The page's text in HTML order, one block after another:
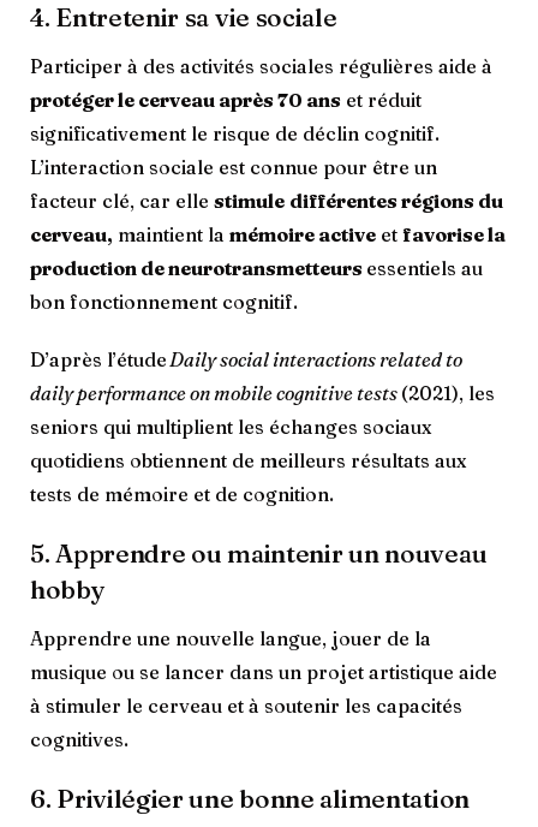
4. Entretenir sa vie sociale
Participer à des activités sociales régulières aide à
protéger le cerveau après 70 ans et réduit
significativement le risque de déclin cognitif.
L’interaction sociale est connue pour être un
facteur clé, car elle stimule différentes régions du
cerveau, maintient la mémoire active et favorise la
production de neurotransmetteurs essentiels au
bon fonctionnement cognitif.
D’après l’étudeDaily social interactions related to
daily performance on mobile cognitive tests (2021), les
seniors qui multiplient les échanges sociaux
quotidiens obtiennent de meilleurs résultats aux
tests de mémoire et de cognition.
5. Apprendre ou maintenir un nouveau
hobby
Apprendre une nouvelle langue, jouer de la
musique ou se lancer dans un projet artistique aide
à stimuler le cerveau et à soutenir les capacités
cognitives.
6. Privilégier une bonne alimentation